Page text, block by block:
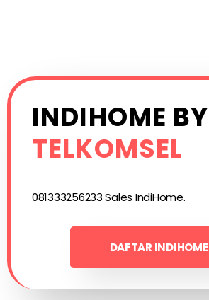
INDIHOME BY
TELKOMSEL
081333256233 Sales IndiHome.
DAFTAR INDIHOME